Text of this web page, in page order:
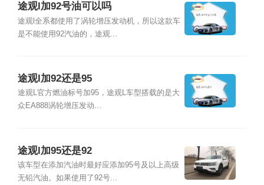
途观l加92号油可以吗
途观l全系都使用了涡轮增压发动机，所以这款车
是不能使用92汽油的，途观...
途观l加92还是95
途观L官方燃油标号加95，途观L车型搭载的是大
众EA888涡轮增压发动...
途观l加95还是92
该车型在添加汽油时最好应添加95号及以上高级
无铅汽油。如果使用了92号...